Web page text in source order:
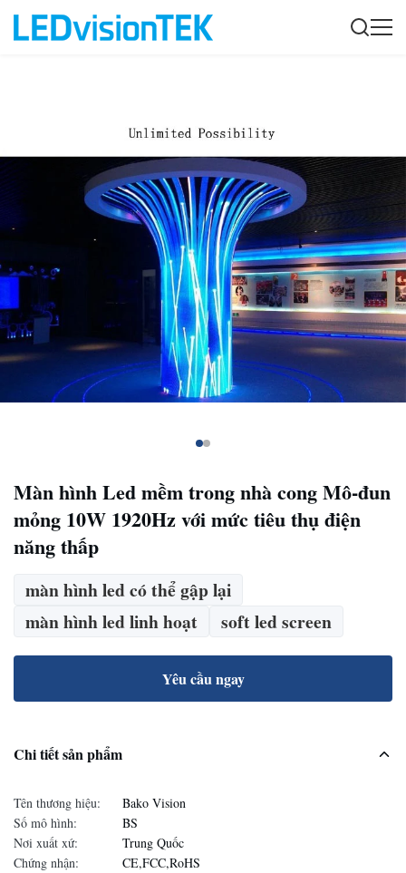
Màn hình Led mềm trong nhà cong Mô-đun
mỏng 10W 1920Hz với mức tiêu thụ điện
năng thấp
màn hình led có thể gập lại
màn hình led linh hoạt
soft led screen
Yêu cầu ngay
Chi tiết sản phẩm
Tên thương hiệu:
Bako Vision
Số mô hình:
BS
Nơi xuất xứ:
Trung Quốc
Chứng nhận:
CE,FCC,RoHS